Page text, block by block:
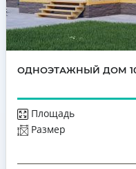
ОДНОЭТАЖНЫЙ ДОМ
Площадь
Размер
Количество комнат